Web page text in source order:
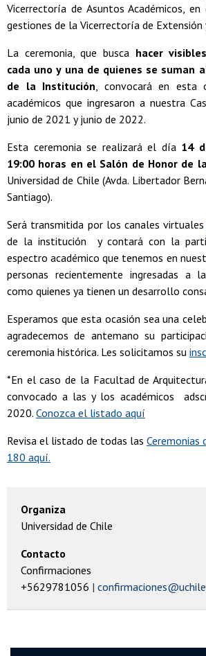
Vicerrectoría de Asuntos Académicos,
gestiones de la Vicerrectoría de Extensión
La ceremonia, que busca hacer
cada uno y una de quienes se suman
de la Institución , convocará en
académicos que ingresaron a nuestra
junio de 2021 y junio de 2022.
Esta ceremonia se realizará el día 14
19:00 horas en el Salón de Honor de
Universidad de Chile (Avda. Libertador
Santiago).
Será transmitida por los canales virtuales
de la institución y contará con la
espectro académico que tenemos en
personas recientemente ingresadas a
como quienes ya tienen un desarrollo
Esperamos que esta ocasión sea una
agradecemos de antemano su
ceremonia histórica. Les solicitamos su
*En el caso de la Facultad de
convocado a las y los académicos
2020. Conozca el listado aquí
Revisa el listado de todas las Ceremonias
180 aquí.
Organiza
Universidad de Chile
Contacto
Confirmaciones
+5629781056